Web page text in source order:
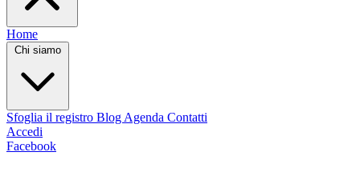
Home
Chi siamo
Sfoglia il registro Blog Agenda Contatti
Accedi
Facebook